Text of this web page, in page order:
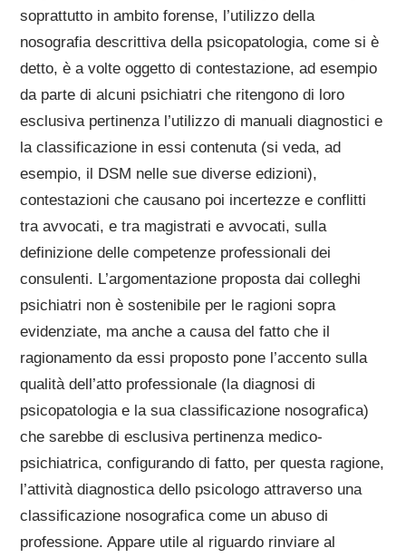
soprattutto in ambito forense, l’utilizzo della
nosografia descrittiva della psicopatologia, come si è
detto, è a volte oggetto di contestazione, ad esempio
da parte di alcuni psichiatri che ritengono di loro
esclusiva pertinenza l’utilizzo di manuali diagnostici e
la classificazione in essi contenuta (si veda, ad
esempio, il DSM nelle sue diverse edizioni),
contestazioni che causano poi incertezze e conflitti
tra avvocati, e tra magistrati e avvocati, sulla
definizione delle competenze professionali dei
consulenti. L’argomentazione proposta dai colleghi
psichiatri non è sostenibile per le ragioni sopra
evidenziate, ma anche a causa del fatto che il
ragionamento da essi proposto pone l’accento sulla
qualità dell’atto professionale (la diagnosi di
psicopatologia e la sua classificazione nosografica)
che sarebbe di esclusiva pertinenza medico-
psichiatrica, configurando di fatto, per questa ragione,
l’attività diagnostica dello psicologo attraverso una
classificazione nosografica come un abuso di
professione. Appare utile al riguardo rinviare al